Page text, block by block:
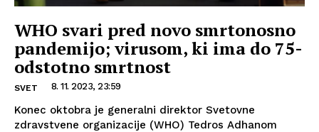
WHO svari pred novo smrtonosno
pandemijo; virusom, ki ima do 75-
odstotno smrtnost
SVET 8. 11. 2023, 23:59
Konec oktobra je generalni direktor Svetovne
zdravstvene organizacije (WHO) Tedros Adhanom